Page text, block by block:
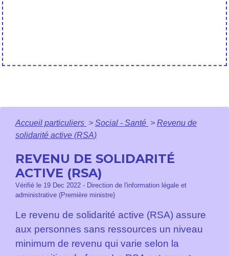
Accueil particuliers > Social - Santé > Revenu de
solidarité active (RSA)
REVENU DE SOLIDARITÉ
ACTIVE (RSA)
Vérifié le 19 Dec 2022 - Direction de l'information légale et
administrative (Première ministre)
Le revenu de solidarité active (RSA) assure
aux personnes sans ressources un niveau
minimum de revenu qui varie selon la